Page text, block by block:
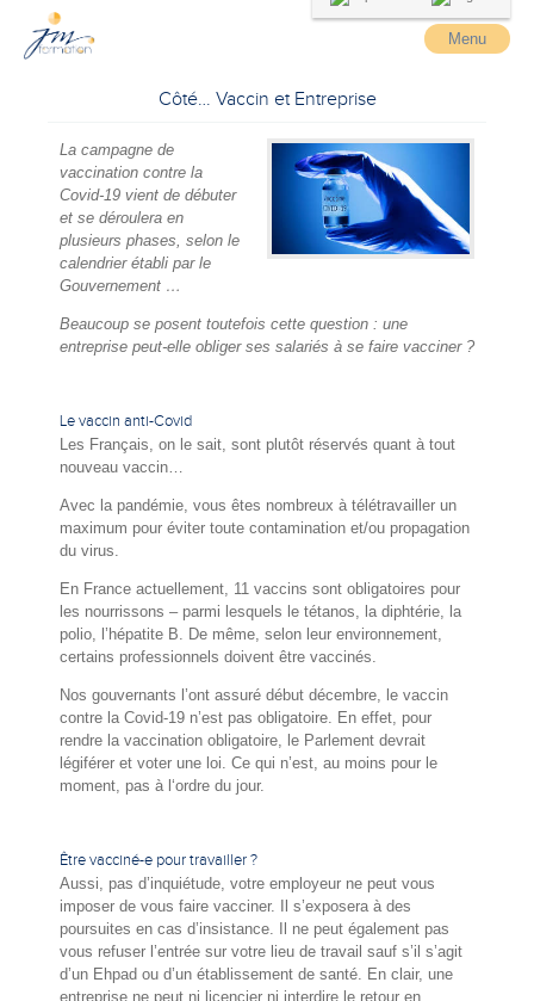
Côté… Vaccin et Entreprise
La campagne de
vaccination contre la
Covid-19 vient de débuter
et se déroulera en
plusieurs phases, selon le
calendrier établi par le
Gouvernement …
Beaucoup se posent toutefois cette question : une
entreprise peut-elle obliger ses salariés à se faire vacciner ?
Le vaccin anti-Covid
Les Français, on le sait, sont plutôt réservés quant à tout
nouveau vaccin…
Avec la pandémie, vous êtes nombreux à télétravailler un
maximum pour éviter toute contamination et/ou propagation
du virus.
En France actuellement, 11 vaccins sont obligatoires pour
les nourrissons – parmi lesquels le tétanos, la diphtérie, la
polio, l’hépatite B. De même, selon leur environnement,
certains professionnels doivent être vaccinés.
Nos gouvernants l’ont assuré début décembre, le vaccin
contre la Covid-19 n’est pas obligatoire. En effet, pour
rendre la vaccination obligatoire, le Parlement devrait
légiférer et voter une loi. Ce qui n’est, au moins pour le
moment, pas à l‘ordre du jour.
Être vacciné-e pour travailler ?
Aussi, pas d’inquiétude, votre employeur ne peut vous
imposer de vous faire vacciner. Il s’exposera à des
poursuites en cas d’insistance. Il ne peut également pas
vous refuser l’entrée sur votre lieu de travail sauf s’il s’agit
d’un Ehpad ou d’un établissement de santé. En clair, une
entreprise ne peut ni licencier ni interdire le retour en
Menu